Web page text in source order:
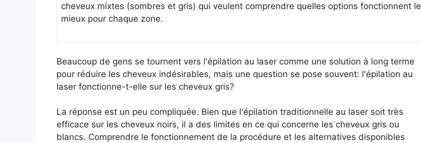
cheveux mixtes (sombres et gris) qui veulent comprendre quelles options fonctionnent le
mieux pour chaque zone.
Beaucoup de gens se tournent vers l'épilation au laser comme une solution à long terme
pour réduire les cheveux indésirables, mais une question se pose souvent: l'épilation au
laser fonctionne-t-elle sur les cheveux gris?
La réponse est un peu compliquée. Bien que l'épilation traditionnelle au laser soit très
efficace sur les cheveux noirs, il a des limites en ce qui concerne les cheveux gris ou
blancs. Comprendre le fonctionnement de la procédure et les alternatives disponibles